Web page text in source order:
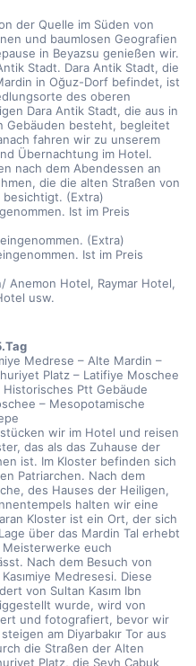
der Quelle im Süden von
und baumlosen Geografien
in Beyazsu genießen wir.
Stadt. Dara Antik Stadt, die
in Oğuz-Dorf befindet, ist
des oberen
Dara Antik Stadt, die aus in
Gebäuden besteht, begleitet
fahren wir zu unserem
Übernachtung im Hotel.
nach dem Abendessen an
die die alten Straßen von
(Extra)
Ist im Preis
(Extra)
Ist im Preis
Anemon Hotel, Raymar Hotel,
usw.
Medrese – Alte Mardin –
Platz – Latifiye Moschee
Ptt Gebäude
– Mesopotamische
wir im Hotel und reisen
das als das Zuhause der
ist. Im Kloster befinden sich
Patriarchen. Nach dem
des Hauses der Heiligen,
halten wir eine
Kloster ist ein Ort, der sich
über das Mardin Tal erhebt
euch
Nach dem Besuch von
Medresesi. Diese
von Sultan Kasım Ibn
wurde, wird von
und fotografiert, bevor wir
am Diyarbakır Tor aus
die Straßen der Alten
Platz, die Şeyh Çabuk